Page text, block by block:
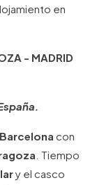
en
- MADRID
Barcelona con
. Tiempo
y el casco